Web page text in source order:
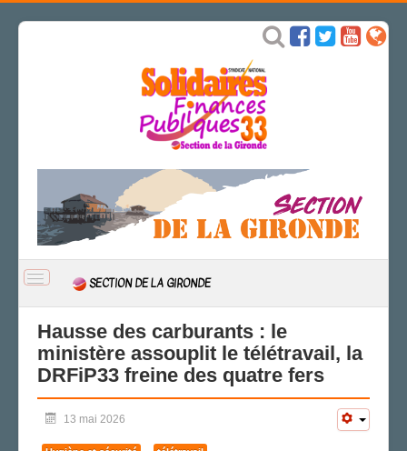
BASCULER
NAVIGATION
SECTION DE LA GIRONDE
ACTUALITÉ
CSAL
CAP/Recours
FS SSCT
Action sociale
Hausse des carburants : le
ministère assouplit le télétravail, la
DRFiP33 freine des quatre fers
13 mai 2026